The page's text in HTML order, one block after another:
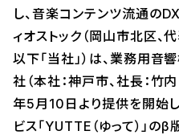
し、音楽コンテンツ流通の
ィオストック（岡山市北区、
以下「当社」）は、業務用
社（本社：神戸市、社長：竹
年5月10日より提供を開始
ビス「YUTTE（ゆって）」